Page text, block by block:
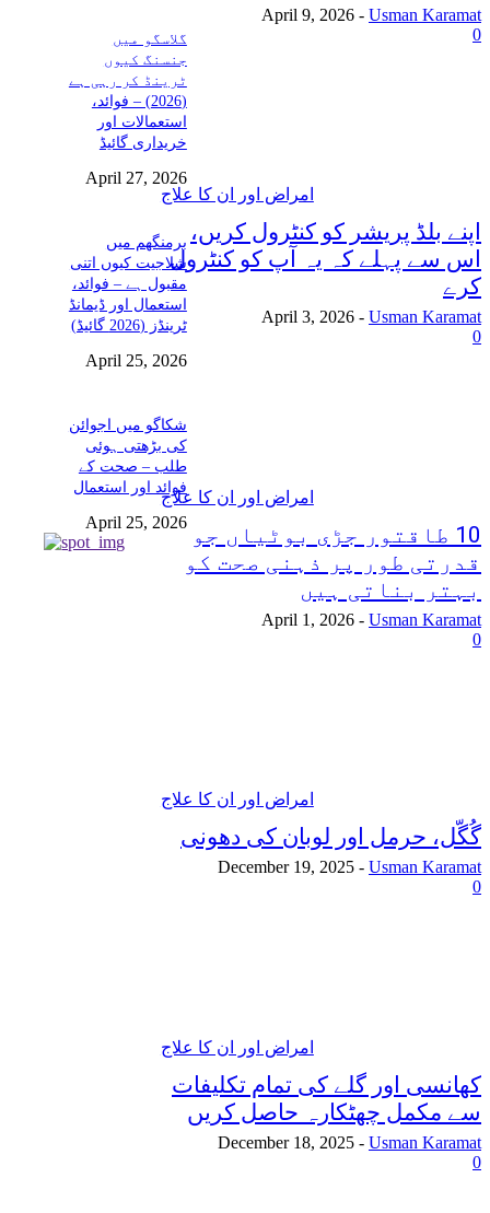
Usman Karamat
-
April 9, 2026
0
امراض اور ان کا علاج
اپنے بلڈ پریشر کو کنٹرول کریں،
اس سے پہلے کہ یہ آپ کو کنٹرول
کرے
Usman Karamat
-
April 3, 2026
0
امراض اور ان کا علاج
10 طاقتور جڑی بوٹیاں جو
قدرتی طور پر ذہنی صحت کو
بہتر بناتی ہیں
Usman Karamat
-
April 1, 2026
0
امراض اور ان کا علاج
گُگّل، حرمل اور لوبان کی دھونی
Usman Karamat
-
December 19, 2025
0
امراض اور ان کا علاج
کھانسی اور گلے کی تمام تکلیفات
سے مکمل چھٹکارہ حاصل کریں
Usman Karamat
-
December 18, 2025
0
گلاسگو میں
جنسنگ کیوں
ٹرینڈ کر رہی ہے
(2026) – فوائد،
استعمالات اور
خریداری گائیڈ
April 27, 2026
برمنگھم میں
شلاجیت کیوں اتنی
مقبول ہے – فوائد،
استعمال اور ڈیمانڈ
ٹرینڈز (2026 گائیڈ)
April 25, 2026
شکاگو میں اجوائن
کی بڑھتی ہوئی
طلب – صحت کے
فوائد اور استعمال
April 25, 2026